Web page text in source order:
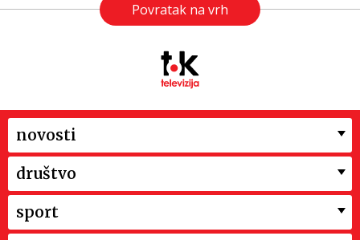
Povratak na vrh
novosti
društvo
sport